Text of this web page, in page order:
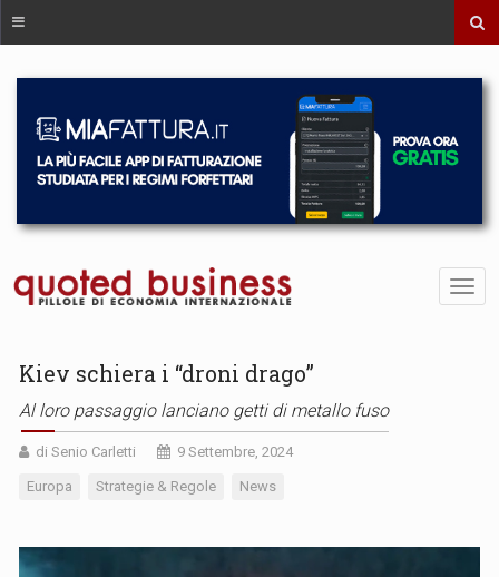
Kiev schiera i “droni drago”
Al loro passaggio lanciano getti di metallo fuso
di Senio Carletti 9 Settembre, 2024
Europa Strategie & Regole News